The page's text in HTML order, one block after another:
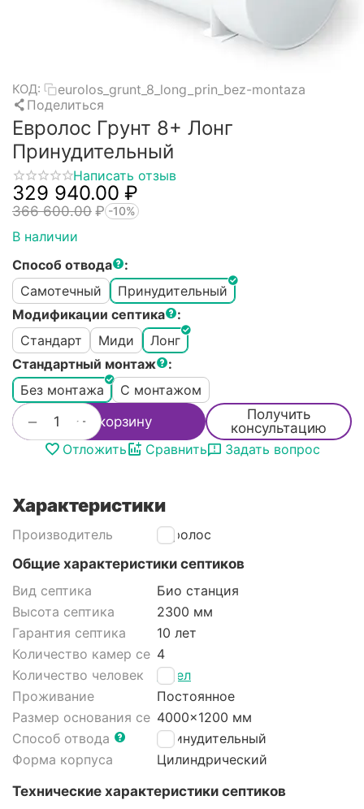
КОД:
eurolos_grunt_8_long_prin_bez-montaza
Поделиться
Евролос Грунт 8+ Лонг
Принудительный
Написать отзыв
329 940.00 ₽
366 600.00 ₽ -10%
В наличии
Способ отвода
:
Самотечный
Принудительный
Модификации септика
:
Стандарт
Миди
Лонг
Стандартный монтаж
:
Без монтажа
С монтажом
+
− В корзину
Получить
консультацию
Отложить
Сравнить Задать вопрос
Характеристики
Производитель
Евролос
Общие характеристики септиков
Вид септика
Био станция
Высота септика
2300 мм
Гарантия септика
10 лет
Количество камер септика
4
Количество человек
8 чел
Проживание
Постоянное
Размер основания септика4000x1200 мм
Способ отвода
Принудительный
Форма корпуса
Цилиндрический
Технические характеристики септиков